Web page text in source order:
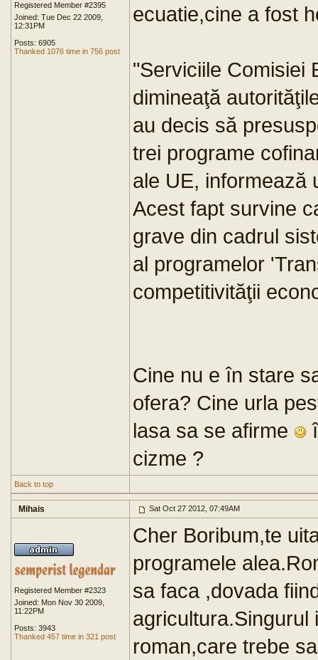
Registered Member #2395
Joined: Tue Dec 22 2009,
12:31PM
Posts: 6905
Thanked 1076 time in 756 post
ecuatie,cine a fost
"Serviciile Comisiei
dimineaţă
au decis să
trei programe
ale UE, informează
Acest fapt survine
grave din cadrul
al programelor
competitivităţii
Cine nu e în stare
ofera? Cine urla
lasa sa se afirme
cizme ?
Back to top
Mihais Sat Oct 27 2012, 07:49AM
Registered Member #2323
Joined: Mon Nov 30 2009,
11:22PM
Posts: 3943
Thanked 457 time in 321 post
Cher Boribum,te
programele
sa faca ,dovada
agricultura.Singurul
roman,care trebe